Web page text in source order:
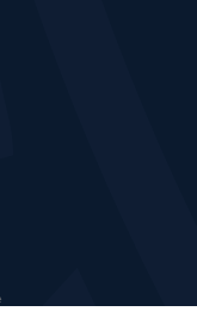
e potenziamento dei servizi online